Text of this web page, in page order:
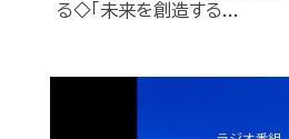
る◇「未来を創造する...